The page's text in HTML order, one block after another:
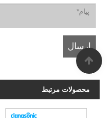
محصولات مرتبط